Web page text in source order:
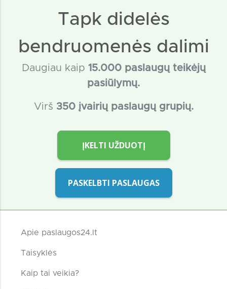
Tapk didelės
bendruomenės dalimi
Daugiau kaip 15.000 paslaugų teikėjų
pasiūlymų.
Virš 350 įvairių paslaugų grupių.
ĮKELTI UŽDUOTĮ
PASKELBTI PASLAUGAS
Apie paslaugos24.lt
Taisyklės
Kaip tai veikia?